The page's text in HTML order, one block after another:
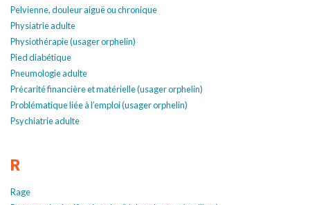
Pelvienne, douleur aiguë ou chronique
Physiatrie adulte
Physiothérapie (usager orphelin)
Pied diabétique
Pneumologie adulte
Précarité financière et matérielle (usager orphelin)
Problématique liée à l’emploi (usager orphelin)
Psychiatrie adulte
R
Rage